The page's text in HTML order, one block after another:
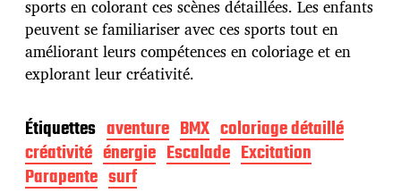
o
n
sports en colorant ces scènes détaillées. Les enfants
peuvent se familiariser avec ces sports tout en
améliorant leurs compétences en coloriage et en
explorant leur créativité.
Étiquettes aventure BMX coloriage détaillé
créativité énergie Escalade Excitation
Parapente surf